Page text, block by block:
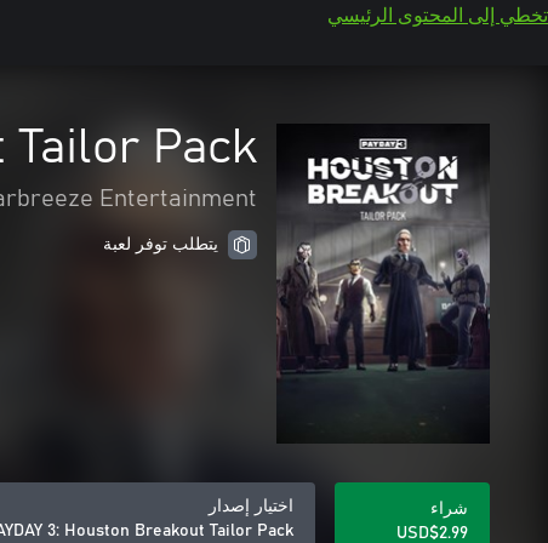
تخطي إلى المحتوى الرئيسي
Tailor Pack
Entertainment
يتطلب توفر لعبة
شراء
USD$2.99
اختيار إصدار
3: Houston Breakout Tailor Pack